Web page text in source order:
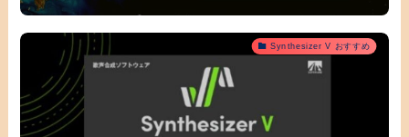
Synthesizer V おすすめ